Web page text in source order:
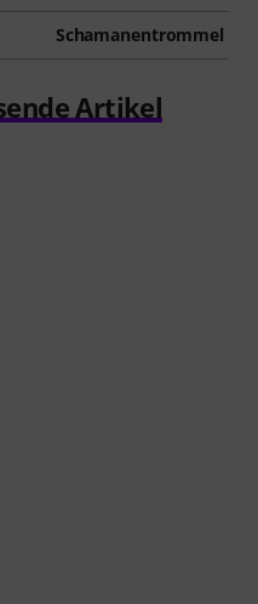
Schamanentrommel
Artikel